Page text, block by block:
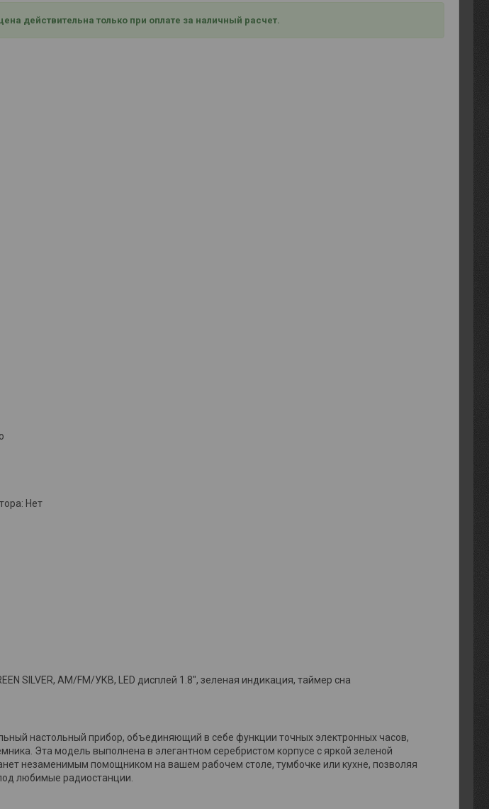
действительна только при оплате за наличный расчет.
Нет
SILVER, AM/FM/УКВ, LED дисплей 1.8", зеленая индикация, таймер сна
настольный прибор, объединяющий в себе функции точных электронных часов,
Эта модель выполнена в элегантном серебристом корпусе с яркой зеленой
незаменимым помощником на вашем рабочем столе, тумбочке или кухне, позволяя
любимые радиостанции.